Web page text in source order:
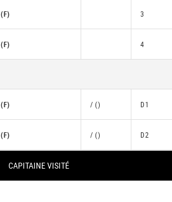
(F) 3
(F) 4
(F) / () D1
(F) / () D2
CAPITAINE VISITÉ